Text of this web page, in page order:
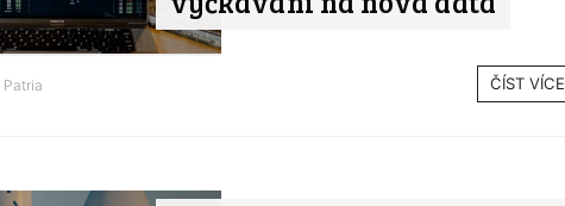
Patria ČÍST VÍCE